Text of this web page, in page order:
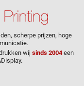
scherpe prijzen, hoge
wij sinds 2004een